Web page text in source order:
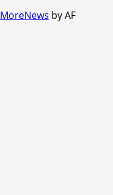
MoreNews by AF